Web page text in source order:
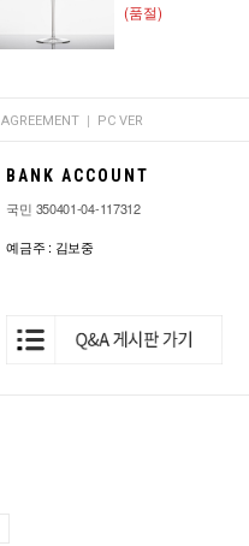
(품절)
AGREEMENT | PC VER
BANK ACCOUNT
국민 350401-04-117312
예금주 : 김보중